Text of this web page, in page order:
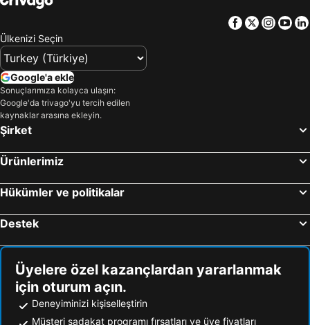
Marmara Adası
Sarıyer
Eminönü
Kınalıada
Ümraniye
Beykoz
Maslak
Kartal
Küçükçekmece
Ortaköy
Yalova Termal Kaplıcaları
Sultanahmet Meydanı
Kıyıköy
Trilye
Kuzuluk İhlas Kaplıca Evleri
Boğaziçi Köprüsü
Facebook
Twitter
Ülkenizi Seçin
Google'a ekle
Sonuçlarımıza kolayca ulaşın:
Google'da trivago'yu tercih edilen
kaynaklar arasına ekleyin.
Şirket
Ürünlerimiz
Hükümler ve politikalar
Destek
Üyelere özel kazançlardan yararlanmak
için oturum açın.
Deneyiminizi kişiselleştirin
Müşteri sadakat programı fırsatları ve üye fiyatları